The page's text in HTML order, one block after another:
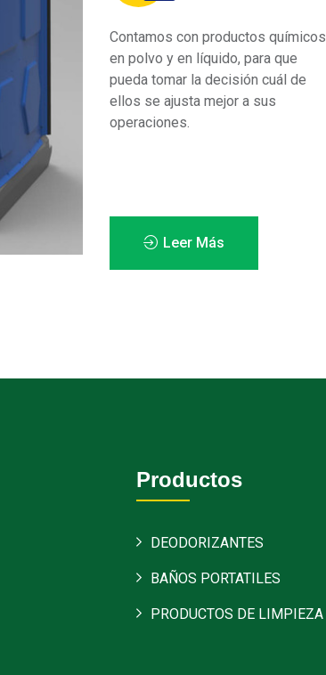
Contamos con productos químicos
en polvo y en líquido, para que
pueda tomar la decisión cuál de
ellos se ajusta mejor a sus
operaciones.
Leer Más
Productos
DEODORIZANTES
BAÑOS PORTATILES
PRODUCTOS DE LIMPIEZA